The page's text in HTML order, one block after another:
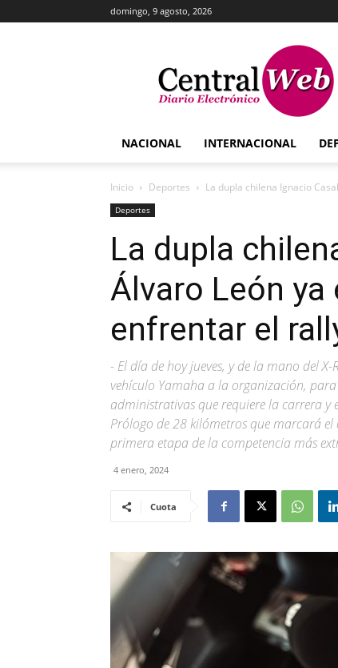
domingo, 9 agosto, 2026
Central
Web
NACIONAL INTERNACIONAL
Inicio Deportes La dupla chilena Ignacio
Deportes
La dupla
Álvaro León
enfrentar el
- El día de hoy jueves, y de la mano del
vehículo Yamaha a la organización,
administrativas que requiere la carrera
Prólogo de 28 kilómetros que marcará
primera etapa de la competencia más
4 enero, 2024
Cuota